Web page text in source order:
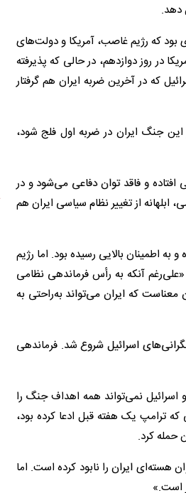
دهد.
به گونه‌ای بود که رژیم غاصب، آمریکا و دولت‌های
در روز دوازدهم، در حالی که پذیرفته
که در آخرین ضربه ایران هم گرفتار
جنگ ایران در ضربه اول فلج شود،
و فاقد توان دفاعی می‌شود و در
از تغییر نظام سیاسی ایران هم
اطمینان بالایی رسیده بود. اما رژیم
آنکه به رأس فرماندهی نظامی
که ایران می‌تواند به‌راحتی به
اسرائیل شروع شد. فرماندهی
اسرائیل نمی‌تواند همه اهداف جنگ را
ترامپ یک هفته قبل ادعا کرده بود،
حمله کرد.
هسته‌ای ایران را نابود کرده است. اما
است.»